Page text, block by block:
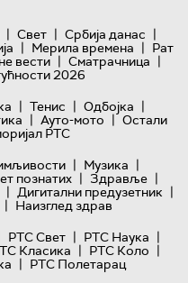
| Свет | Србија данас |
| Мерила времена | Рат
вести | Сматрачница |
2026
| Тенис | Одбојка |
| Ауто-мото | Остали
РТС
| Музика |
познатих | Здравље |
| Дигитални предузетник |
| Наизглед здрав
РТС Свет | РТС Наука |
Класика | РТС Коло |
| РТС Полетарац